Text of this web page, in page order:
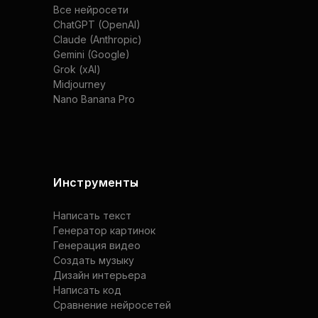
Все нейросети
ChatGPT (OpenAI)
Claude (Anthropic)
Gemini (Google)
Grok (xAI)
Midjourney
Nano Banana Pro
Инструменты
Написать текст
Генератор картинок
Генерация видео
Создать музыку
Дизайн интерьера
Написать код
Сравнение нейросетей